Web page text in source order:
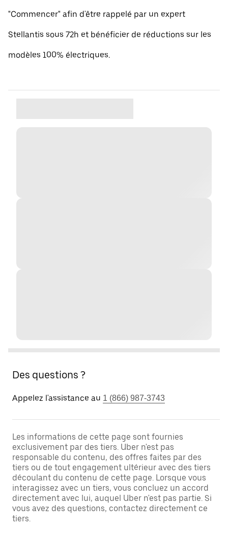
"Commencer" afin d'être rappelé par un expert
Stellantis sous 72h et bénéficier de réductions sur les
modèles 100% électriques.
Des questions ?
Appelez l'assistance au 1 (866) 987-3743
Les informations de cette page sont fournies
exclusivement par des tiers. Uber n'est pas
responsable du contenu, des offres faites par des
tiers ou de tout engagement ultérieur avec des tiers
découlant du contenu de cette page. Lorsque vous
interagissez avec un tiers, vous concluez un accord
directement avec lui, auquel Uber n'est pas partie. Si
vous avez des questions, contactez directement ce
tiers.